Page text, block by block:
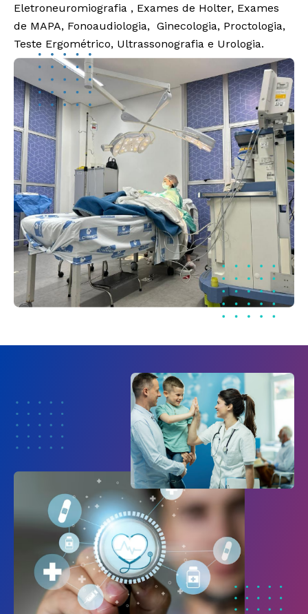
Eletroneuromiografia , Exames de Holter, Exames
de MAPA, Fonoaudiologia, Ginecologia, Proctologia,
Teste Ergométrico, Ultrassonografia e Urologia.